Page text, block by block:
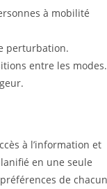
à mobilité
perturbation.
entre les modes.
à l’information et
en une seule
de